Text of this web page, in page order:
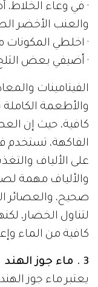
· في وعاء
والعنب الأخضر
· اخلطي
· أضيفي بعض الثلج
الفيتامينات
والأطعمة
كافية، حيث إن
الفاكهة،
على الألياف
والألياف مهمة
صحيح، والعصائر
لتناول الخضار،
كافية من الماء
3 . ماء جوز الهند
يعتبر ماء جوز